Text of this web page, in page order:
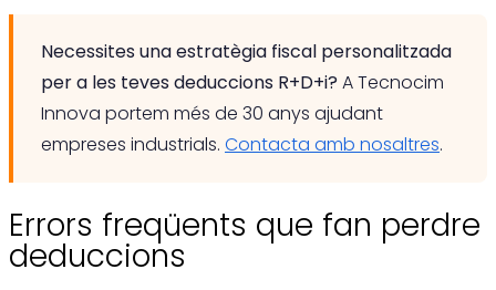
Necessites una estratègia fiscal personalitzada
per a les teves deduccions R+D+i? A Tecnocim
Innova portem més de 30 anys ajudant
empreses industrials. Contacta amb nosaltres.
Errors freqüents que fan perdre
deduccions